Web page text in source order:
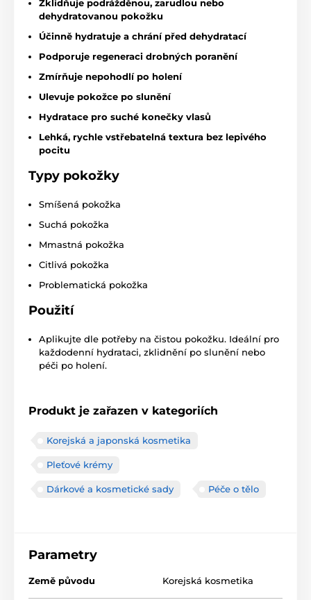
Zklidňuje podrážděnou, zarudlou nebo
dehydratovanou pokožku
Účinně hydratuje a chrání před dehydratací
Podporuje regeneraci drobných poranění
Zmírňuje nepohodlí po holení
Ulevuje pokožce po slunění
Hydratace pro suché konečky vlasů
Lehká, rychle vstřebatelná textura bez lepivého
pocitu
Typy pokožky
Smíšená pokožka
Suchá pokožka
Mmastná pokožka
Citlivá pokožka
Problematická pokožka
Použití
Aplikujte dle potřeby na čistou pokožku. Ideální pro
každodenní hydrataci, zklidnění po slunění nebo
péči po holení.
Produkt je zařazen v kategoriích
Korejská a japonská kosmetika
Pleťové krémy
Dárkové a kosmetické sady Péče o tělo
Parametry
Země původu Korejská kosmetika